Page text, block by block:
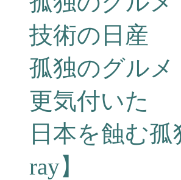
技術の日産
孤独のグルメ
更気付いた
日本を蝕む孤
ray】